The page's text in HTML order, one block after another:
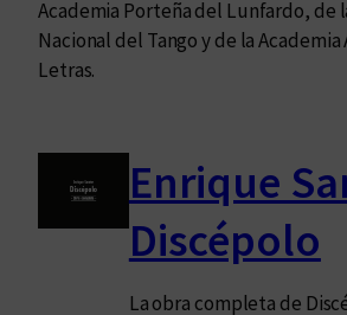
Academia Porteña del Lunfardo, de
Nacional del Tango y de la
Letras.
Enrique
Discépolo
La obra completa de